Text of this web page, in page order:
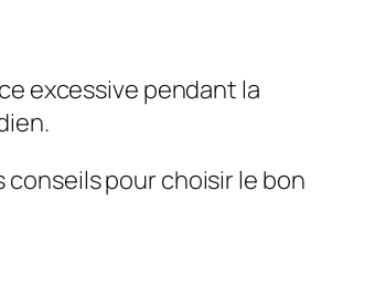
excessive pendant la
conseils pour choisir le bon